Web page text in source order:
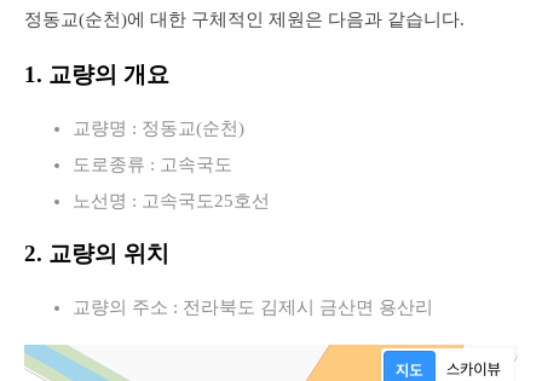
정동교(순천)에 대한 구체적인 제원은 다음과 같습니다.
1. 교량의 개요
교량명 : 정동교(순천)
도로종류 : 고속국도
노선명 : 고속국도25호선
2. 교량의 위치
교량의 주소 : 전라북도 김제시 금산면 용산리